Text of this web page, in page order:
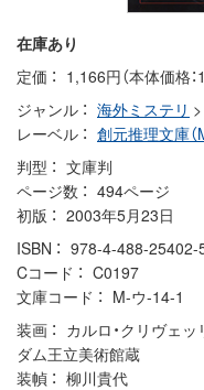
在庫あり
定価
1,166円（本体価格：
ジャンル
海外ミステリ >
レーベル
創元推理文庫（
判型
文庫判
ページ数
494ページ
初版
2003年5月23日
ISBN
978-4-488-25402-
Cコード
C0197
文庫コード
M-ウ-14-1
装画
カルロ・クリヴェ
ダム王立美術館蔵
装幀
柳川貴代